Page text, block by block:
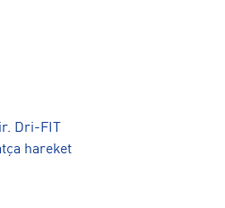
Dri-FIT
hareket